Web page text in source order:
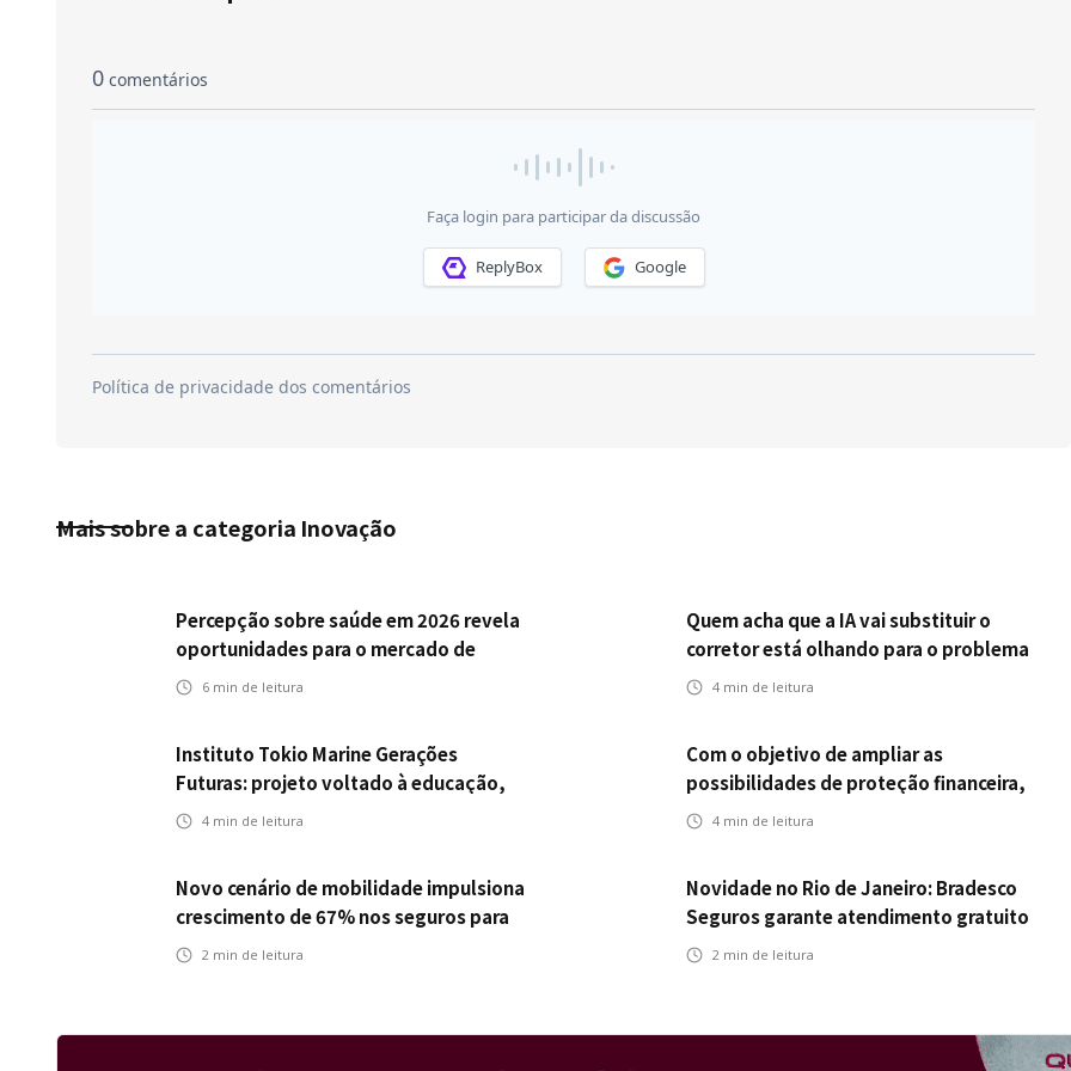
Mais sobre a categoria Inovação
Percepção sobre saúde em 2026 revela
oportunidades para o mercado de
seguros ampliar cobertura e prevenção
6 min de leitura
Quem acha que a IA vai substituir o
corretor está olhando para o problema
errado
4min de leitura
Instituto Tokio Marine Gerações
Futuras: projeto voltado à educação,
leitura e empregabilidade
4 min de leitura
Com o objetivo de ampliar as
possibilidades de proteção financeira,
Icatu Seguros eleva capital segurado
4min de leitura
Novo cenário de mobilidade impulsiona
crescimento de 67% nos seguros para
veículos elétricos da Bradesco Seguros
2 min de leitura
Novidade no Rio de Janeiro: Bradesco
Seguros garante atendimento gratuito
na Ponte Rio-Niterói
2min de leitura